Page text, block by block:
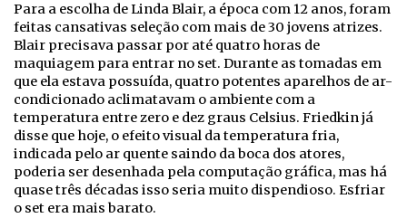
Para a escolha de Linda Blair, a época com 12 anos, foram
feitas cansativas seleção com mais de 30 jovens atrizes.
Blair precisava passar por até quatro horas de
maquiagem para entrar no set. Durante as tomadas em
que ela estava possuída, quatro potentes aparelhos de ar-
condicionado aclimatavam o ambiente com a
temperatura entre zero e dez graus Celsius. Friedkin já
disse que hoje, o efeito visual da temperatura fria,
indicada pelo ar quente saindo da boca dos atores,
poderia ser desenhada pela computação gráfica, mas há
quase três décadas isso seria muito dispendioso. Esfriar
o set era mais barato.